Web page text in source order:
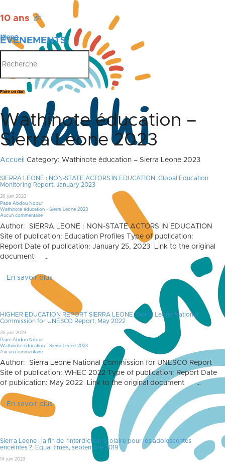
10 ans 🎉
ÉVÉNEMENTS
PUBLICATIONS
Menu
Faire un don
Wathinote éducation –
Sierra Leone 2023
Accueil Category: Wathinote éducation – Sierra Leone 2023
SIERRA LEONE : NON-STATE ACTORS IN EDUCATION, Global Education
Monitoring Report, January 2023
26 juin 2023
Pape Abdou Ndour
Wathinote éducation - Sierra Leone 2023
Aucun commentaire
Author: SIERRA LEONE : NON-STATE ACTORS IN EDUCATION
Site of publication: Education Profiles Type of publication:
Report Date of publication: January 25, 2023 Link to the original
document …
En savoir plus
HIGHER EDUCATION REPORT SIERRA LEONE, Sierra Leone National
Commission for UNESCO Report, May 2022
26 juin 2023
Pape Abdou Ndour
Wathinote éducation - Sierra Leone 2023
Aucun commentaire
Author: Sierra Leone National Commission for UNESCO Report
Site of publication: WHEC 2022 Type of publication: Report Date
of publication: May 2022 Link to the original document …
En savoir plus
Sierra Leone : la fin de l’interdiction scolaire pour les adolescentes
enceintes ?, Equal times, septembre 2019
14 juin 2023